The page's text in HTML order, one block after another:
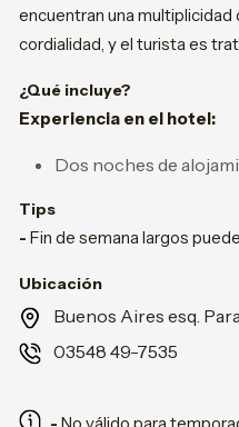
encuentran una
cordialidad, y el turista es
¿Qué incluye?
Experiencia en el hotel:
Dos noches de
Tips
- Fin de semana largos
Ubicación
Buenos Aires esq.
03548 49-7535